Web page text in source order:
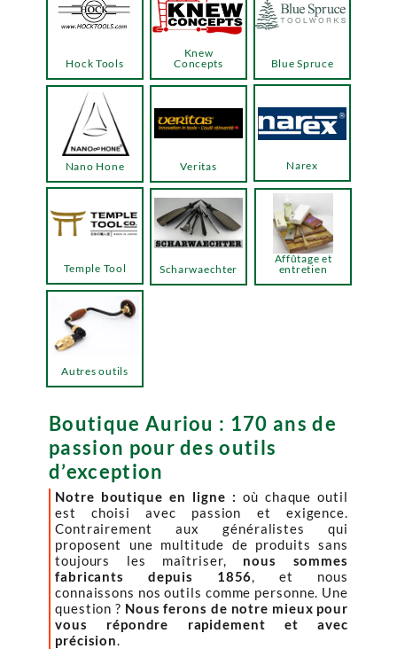
Boutique Auriou : 170 ans de
passion pour des outils
d’exception
Notre boutique en ligne : où chaque outil
est choisi avec passion et exigence.
Contrairement aux généralistes qui
proposent une multitude de produits sans
toujours les maîtriser, nous sommes
fabricants depuis 1856, et nous
connaissons nos outils comme personne. Une
question ? Nous ferons de notre mieux pour
vous répondre rapidement et avec
précision.
Hock Tools
Knew
Concepts
Temple Tool
Blue Spruce
Narex
Veritas
Nano Hone
Autres outils
Scharwaechter
Affûtage et
entretien